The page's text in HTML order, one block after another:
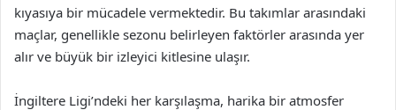
kıyasıya bir mücadele vermektedir. Bu takımlar arasındaki
maçlar, genellikle sezonu belirleyen faktörler arasında yer
alır ve büyük bir izleyici kitlesine ulaşır.
İngiltere Ligi’ndeki her karşılaşma, harika bir atmosfer